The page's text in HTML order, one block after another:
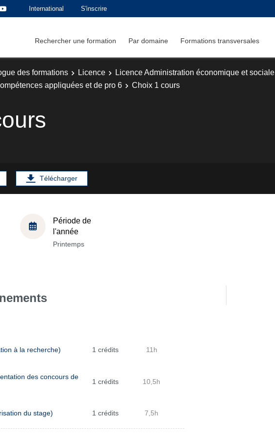
International S'inscrire
Rechercher une formation Par domaine Formations transversales
des formations Licence Licence Administration économique et sociale
appliquées et de pro 6
Choix 1 cours
Télécharger
Période de
l'année
Printemps
à la recherche) 1 crédits 11h
des concours de
1 crédits 10,5h
du stage) 1 crédits 7,5h